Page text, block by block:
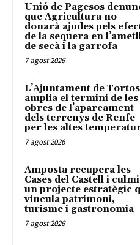
Unió de Pagesos
que Agricultura no
donarà ajudes pels
de la sequera en
de secà i la garrofa
7 agost 2026
L’Ajuntament de
amplia el termini de les
obres de l’aparcament
dels terrenys de Renfe
per les altes
7 agost 2026
Amposta recupera les
Cases del Castell i
un projecte estratègic
vincula patrimoni,
turisme i gastronomia
7 agost 2026